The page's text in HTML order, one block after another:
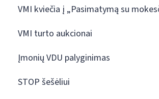
VMI kviečia į „Pasimatymą su
VMI turto aukcionai
Įmonių VDU palyginimas
STOP šešėliui